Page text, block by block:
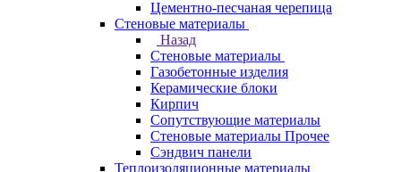
Цементно-песчаная черепица
Стеновые материалы
Назад
Стеновые материалы
Газобетонные изделия
Керамические блоки
Кирпич
Сопутствующие материалы
Стеновые материалы Прочее
Сэндвич панели
Теплоизоляционные материалы